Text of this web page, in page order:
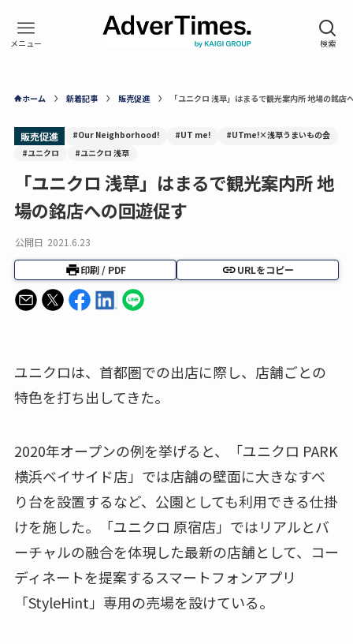
ホーム 新着記事 販売促進 「ユニクロ 浅草」はまるで観光案内所 地場の銘店
販売促進 #Our Neighborhood! #UT me!
#UTme!×浅草うまいもの会
#ユニクロ
#ユニクロ 浅草
「ユニクロ 浅草」はまるで観光案内所 地
場の銘店への回遊促す
公開日 2021.6.23
印刷 / PDF URLをコピー
ユニクロは、首都圏での出店に際し、店舗ごとの
特色を打ち出してきた。
2020年オープンの例を挙げると、「ユニクロ PARK
横浜ベイサイド店」では店舗の壁面に大きなすべ
り台を設置するなど、公園としても利用できる仕掛
けを施した。「ユニクロ 原宿店」ではリアルとバ
ーチャルの融合を体現した最新の店舗として、コー
ディネートを提案するスマートフォンアプリ
「StyleHint」専用の売場を設けている。